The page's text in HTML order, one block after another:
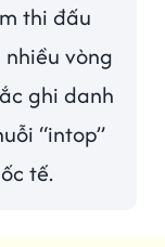
thi đấu
vòng
ghi danh
“intop”
tế.